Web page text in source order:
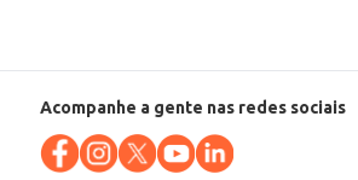
Acompanhe a gente nas redes sociais